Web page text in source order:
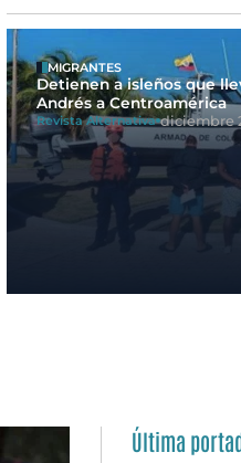
MIGRANTES
Detienen a isleños que
Andrés a Centroamérica
Revista Alternativa diciembre
Última